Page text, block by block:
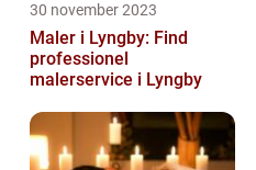
30 november 2023
Maler i Lyngby: Find
professionel
malerservice i Lyngby